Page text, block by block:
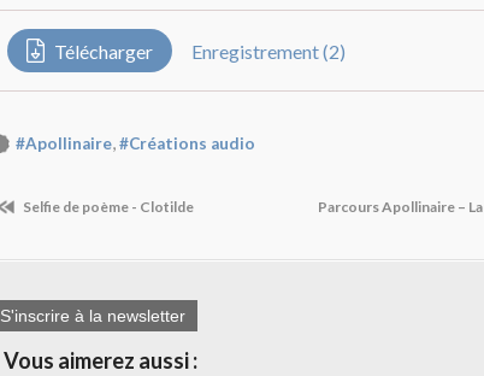
Télécharger Enregistrement (2)
#Apollinaire,#Créations audio
Selfie de poème - Clotilde Parcours Apollinaire –
S'inscrire à la newsletter
Vous aimerez aussi :